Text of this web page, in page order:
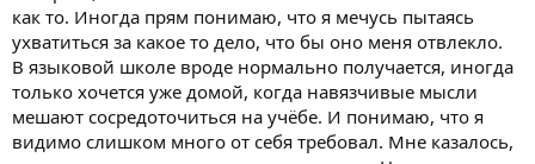
как то. Иногда прям понимаю, что я мечусь пытаясь
ухватиться за какое то дело, что бы оно меня отвлекло.
В языковой школе вроде нормально получается, иногда
только хочется уже домой, когда навязчивые мысли
мешают сосредоточиться на учёбе. И понимаю, что я
видимо слишком много от себя требовал. Мне казалось,